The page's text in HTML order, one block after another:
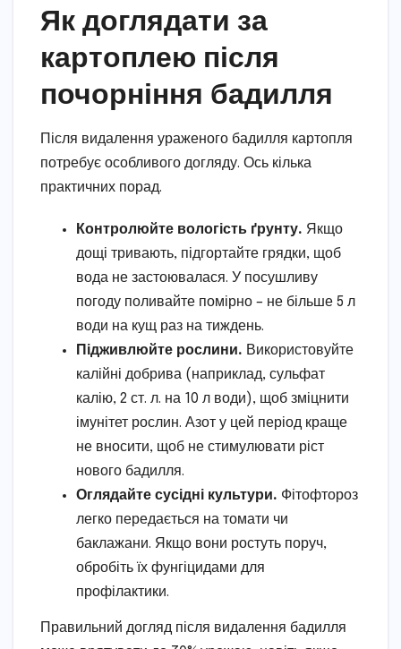
Як доглядати за
картоплею після
почорніння бадилля
Після видалення ураженого бадилля картопля
потребує особливого догляду. Ось кілька
практичних порад.
Контролюйте вологість ґрунту. Якщо
дощі тривають, підгортайте грядки, щоб
вода не застоювалася. У посушливу
погоду поливайте помірно – не більше 5 л
води на кущ раз на тиждень.
Підживлюйте рослини. Використовуйте
калійні добрива (наприклад, сульфат
калію, 2 ст. л. на 10 л води), щоб зміцнити
імунітет рослин. Азот у цей період краще
не вносити, щоб не стимулювати ріст
нового бадилля.
Оглядайте сусідні культури. Фітофтороз
легко передається на томати чи
баклажани. Якщо вони ростуть поруч,
обробіть їх фунгіцидами для
профілактики.
Правильний догляд після видалення бадилля